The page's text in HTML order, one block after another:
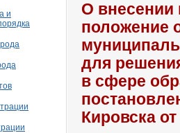
О внесении
положение
для
в сфере
Кировска
и